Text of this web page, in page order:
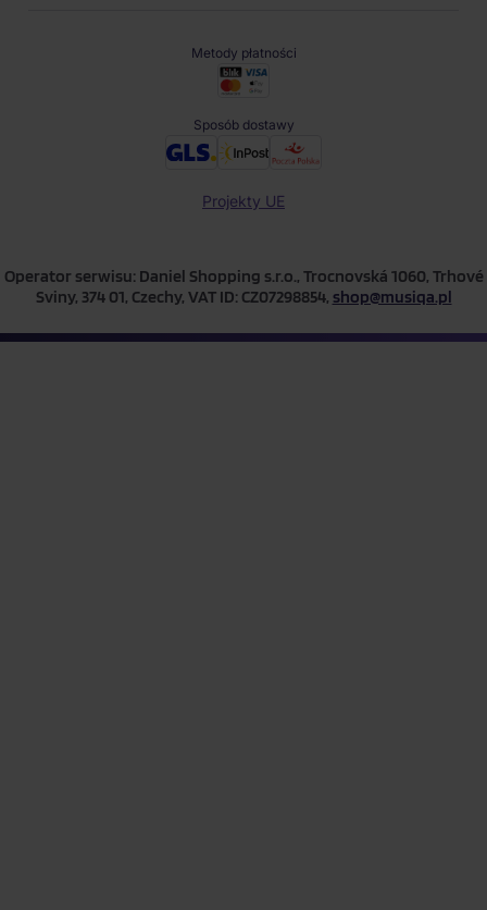
Metody płatności
Sposób dostawy
Projekty UE
Operator serwisu: Daniel Shopping s.r.o., Trocnovská 1060, Trhové
Sviny, 374 01, Czechy, VAT ID: CZ07298854, shop@musiqa.pl